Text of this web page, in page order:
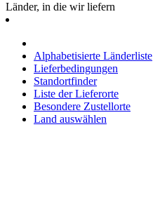
Länder, in die wir liefern
Alphabetisierte Länderliste
Lieferbedingungen
Standortfinder
Liste der Lieferorte
Besondere Zustellorte
Land auswählen